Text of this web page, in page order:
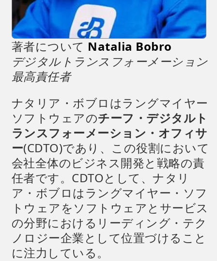
著者について Natalia Bobro
デジタルトランスフォーメーション
最高責任者
ナタリア・ボブロはラングマイヤー
ソフトウェアのチーフ・デジタルト
ランスフォーメーション・オフィサ
ー(CDTO)であり、この役割において
会社全体のビジネス開発と戦略の責
任者です。CDTOとして、ナタリ
ア・ボブロはラングマイヤー・ソフ
トウェアをソフトウェアとサービス
の分野におけるリーディング・テク
ノロジー企業として位置づけること
に注力している。